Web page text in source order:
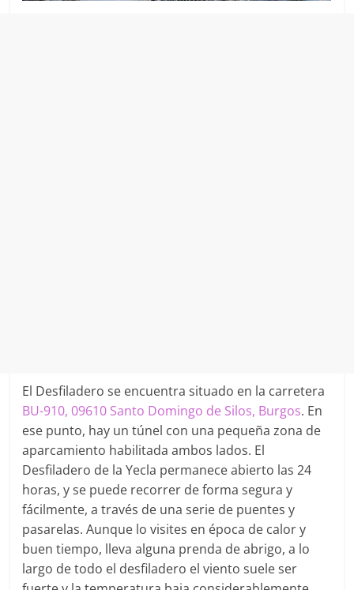
El Desfiladero se encuentra situado en la carretera
BU-910, 09610 Santo Domingo de Silos, Burgos. En
ese punto, hay un túnel con una pequeña zona de
aparcamiento habilitada ambos lados. El
Desfiladero de la Yecla permanece abierto las 24
horas, y se puede recorrer de forma segura y
fácilmente, a través de una serie de puentes y
pasarelas. Aunque lo visites en época de calor y
buen tiempo, lleva alguna prenda de abrigo, a lo
largo de todo el desfiladero el viento suele ser